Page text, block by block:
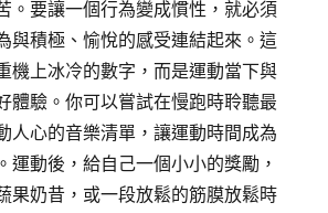
。要讓一個行為變成慣性，就必須
與積極、愉悅的感受連結起來。這
機上冰冷的數字，而是運動當下與
體驗。你可以嘗試在慢跑時聆聽最
人心的音樂清單，讓運動時間成為
運動後，給自己一個小小的獎勵，
果奶昔，或一段放鬆的筋膜放鬆時